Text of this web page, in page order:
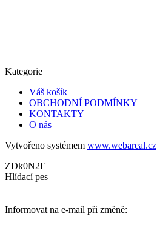
Kategorie
Váš košík
OBCHODNÍ PODMÍNKY
KONTAKTY
O nás
Vytvořeno systémem www.webareal.cz
ZDk0N2E
Hlídací pes
Informovat na e-mail při změně: